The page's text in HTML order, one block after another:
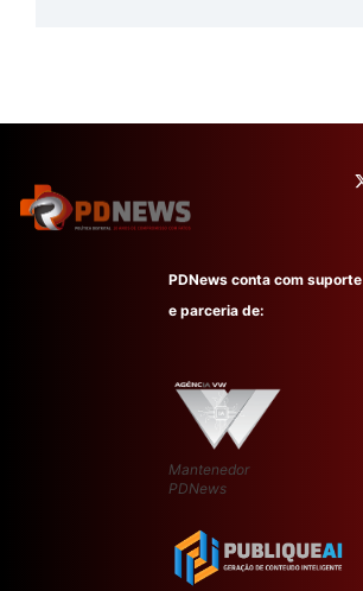
PDNews conta com suporte
e parceria de:
Mantenedor
PDNews